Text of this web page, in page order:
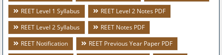
REET Level 1 Syllabus
REET Level 2 Notes PDF
REET Level 2 Syllabus
REET Notes PDF
REET Notification
REET Previous Year Paper PDF